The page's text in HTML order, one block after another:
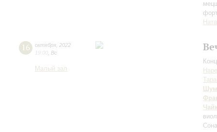
16 октября 2022
19:00 Вс
Малый зал